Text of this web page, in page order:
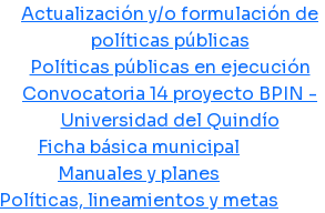
Actualización y/o formulación de
políticas públicas
Políticas públicas en ejecución
Convocatoria 14 proyecto BPIN -
Universidad del Quindío
Ficha básica municipal
Manuales y planes
Políticas, lineamientos y metas